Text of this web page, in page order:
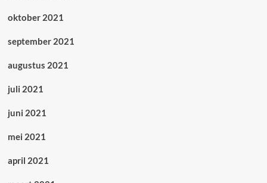
oktober 2021
september 2021
augustus 2021
juli 2021
juni 2021
mei 2021
april 2021